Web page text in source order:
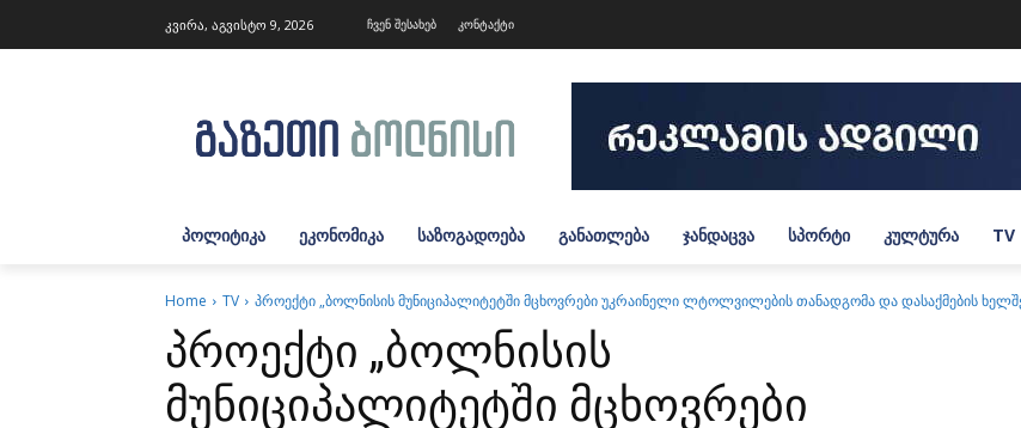
კვირა, აგვისტო 9, 2026 ჩვენ შესახებ კონტაქტი
ᲞᲝᲚᲘᲢᲘᲙᲐ ᲔᲙᲝᲜᲝᲛᲘᲙᲐ ᲡᲐᲖᲝᲒᲐᲓᲝᲔᲑᲐ ᲒᲐᲜᲐᲗᲚᲔᲑᲐ ᲯᲐᲜᲓᲐᲪᲕᲐ ᲡᲞᲝᲠᲢᲘ ᲙᲣᲚᲢᲣᲠᲐ TV
Home TV პროექტი „ბოლნისის მუნიციპალიტეტში მცხოვრები უკრაინელი ლტოლვილების თანადგომა და დასაქმების
პროექტი „ბოლნისის
მუნიციპალიტეტში მცხოვრები